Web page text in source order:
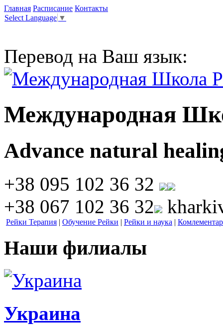
Главная Расписание Контакты
Select Language ▼
Перевод на Ваш язык:
Международная
Advance natural
+38 095 102 36 32
+38 067 102 36 32
Рейки Терапия | Обучение Рейки | Рейки и наука |
Наши филиалы
Украина